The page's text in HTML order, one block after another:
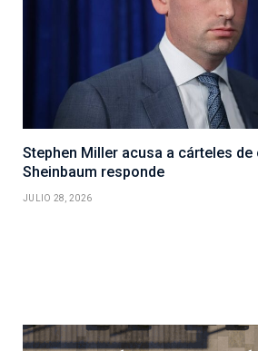
Stephen Miller acusa a cárteles
Sheinbaum responde
JULIO 28, 2026